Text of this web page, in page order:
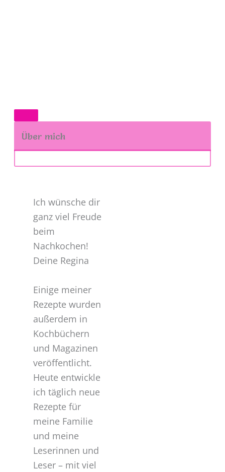
Über mich
Einige meiner
Rezepte wurden
außerdem in
Kochbüchern
und Magazinen
veröffentlicht.
Heute entwickle
ich täglich neue
Rezepte für
meine Familie
und meine
Leserinnen und
Leser – mit viel
Ich wünsche dir
ganz viel Freude
beim
Nachkochen!
Deine Regina